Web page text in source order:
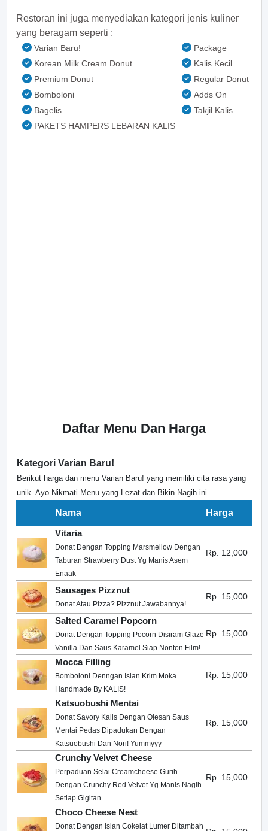
Restoran ini juga menyediakan kategori jenis kuliner
yang beragam seperti :
Varian Baru!
Package
Korean Milk Cream Donut
Kalis Kecil
Premium Donut
Regular Donut
Bomboloni
Adds On
Bagelis
Takjil Kalis
PAKETS HAMPERS LEBARAN KALIS
Daftar Menu Dan Harga
Kategori Varian Baru!
Berikut harga dan menu Varian Baru! yang memiliki cita rasa yang
unik. Ayo Nikmati Menu yang Lezat dan Bikin Nagih ini.
Nama
Harga
Vitaria
Donat Dengan Topping Marsmellow Dengan
Taburan Strawberry Dust Yg Manis Asem
Enaak
Rp. 12,000
Sausages Pizznut
Donat Atau Pizza? Pizznut Jawabannya!
Rp. 15,000
Salted Caramel Popcorn
Donat Dengan Topping Pocorn Disiram Glaze
Vanilla Dan Saus Karamel Siap Nonton Film!
Rp. 15,000
Mocca Filling
Bomboloni Denngan Isian Krim Moka
Handmade By KALIS!
Rp. 15,000
Katsuobushi Mentai
Donat Savory Kalis Dengan Olesan Saus
Mentai Pedas Dipadukan Dengan
Katsuobushi Dan Nori! Yummyyy
Rp. 15,000
Crunchy Velvet Cheese
Perpaduan Selai Creamcheese Gurih
Dengan Crunchy Red Velvet Yg Manis Nagih
Setiap Gigitan
Rp. 15,000
Choco Cheese Nest
Donat Dengan Isian Cokelat Lumer Ditambah